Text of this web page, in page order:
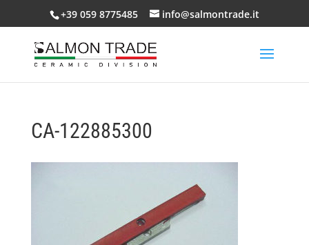
+39 059 8775485 info@salmontrade.it
CA-122885300